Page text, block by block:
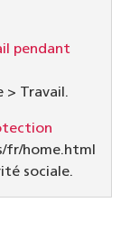
pendant
> Travail.
fr/home.html
sociale.